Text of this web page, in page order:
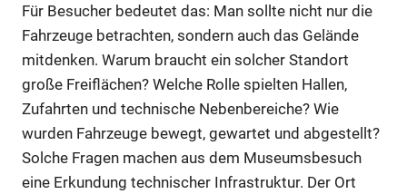
Für Besucher bedeutet das: Man sollte nicht nur die
Fahrzeuge betrachten, sondern auch das Gelände
mitdenken. Warum braucht ein solcher Standort
große Freiflächen? Welche Rolle spielten Hallen,
Zufahrten und technische Nebenbereiche? Wie
wurden Fahrzeuge bewegt, gewartet und abgestellt?
Solche Fragen machen aus dem Museumsbesuch
eine Erkundung technischer Infrastruktur. Der Ort